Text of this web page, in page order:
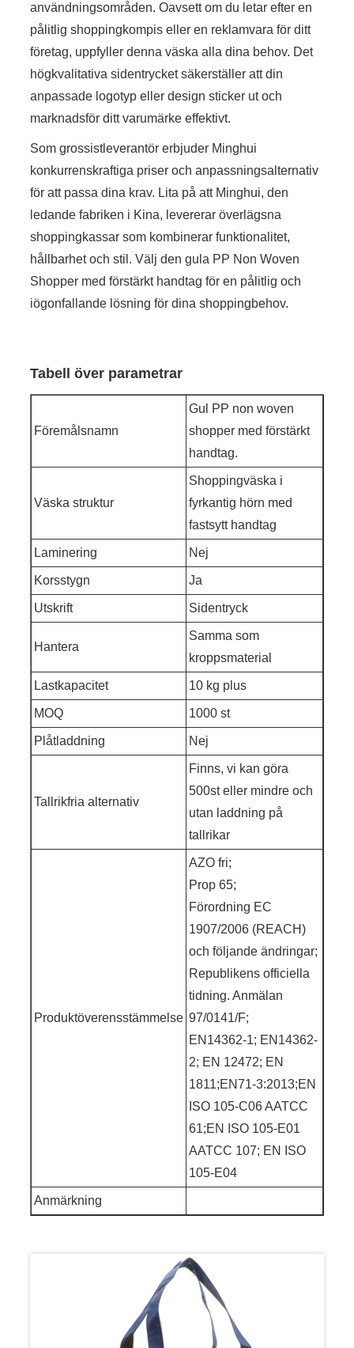
användningsområden. Oavsett om du letar efter en
pålitlig shoppingkompis eller en reklamvara för ditt
företag, uppfyller denna väska alla dina behov. Det
högkvalitativa sidentrycket säkerställer att din
anpassade logotyp eller design sticker ut och
marknadsför ditt varumärke effektivt.
Som grossistleverantör erbjuder Minghui
konkurrenskraftiga priser och anpassningsalternativ
för att passa dina krav. Lita på att Minghui, den
ledande fabriken i Kina, levererar överlägsna
shoppingkassar som kombinerar funktionalitet,
hållbarhet och stil. Välj den gula PP Non Woven
Shopper med förstärkt handtag för en pålitlig och
iögonfallande lösning för dina shoppingbehov.
Tabell över parametrar
Föremålsnamn
Gul PP non woven
shopper med förstärkt
handtag.
Väska struktur
Shoppingväska i
fyrkantig hörn med
fastsytt handtag
Laminering Nej
Korsstygn Ja
Utskrift Sidentryck
Hantera
Samma som
kroppsmaterial
Lastkapacitet 10 kg plus
MOQ 1000 st
Plåtladdning Nej
Tallrikfria alternativ
Finns, vi kan göra
500st eller mindre och
utan laddning på
tallrikar
Produktöverensstämmelse
AZO fri;
Prop 65;
Förordning EC
1907/2006 (REACH)
och följande ändringar;
Republikens officiella
tidning. Anmälan
97/0141/F;
EN14362-1; EN14362-
2; EN 12472; EN
1811;EN71-3:2013;EN
ISO 105-C06 AATCC
61;EN ISO 105-E01
AATCC 107; EN ISO
105-E04
Anmärkning